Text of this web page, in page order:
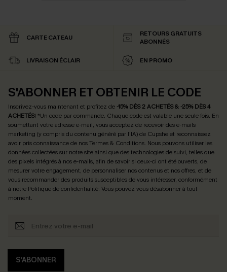
CARTE CATEAU
RETOURS GRATUITS
ABONNÉS
LIVRAISON ÉCLAIR EN PROMO
S'ABONNER ET OBTENIR LE CODE
Inscrivez-vous maintenant et profitez de -15% DÈS 2 ACHETÉS & -25% DÈS 4
ACHETÉS! *Un code par commande. Chaque code est valable une seule fois. En
soumettant votre adresse e-mail, vous acceptez de recevoir des e-mails
marketing (y compris du contenu généré par l'IA) de Cupshe et reconnaissez
avoir pris connaissance de nosTermes & Conditions. Nous pouvons utiliser les
données collectées sur notre site ainsi que des technologies de suivi, telles que
des pixels intégrés à nos e-mails, afin de savoir si ceux-ci ont été ouverts, de
mesurer votre engagement, de personnaliser nos contenus et nos offres, et de
vous recommander des produits susceptibles de vous intéresser, conformément
à notre Politique de confidentialité. Vous pouvez vous désabonner à tout
moment.
S'ABONNER